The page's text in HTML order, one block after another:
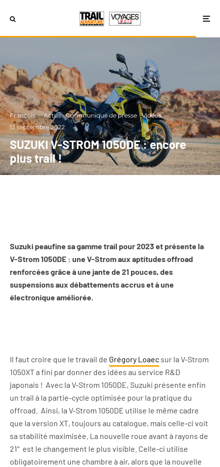
François · Actus Communiqué de presse Vidéos ·
13 septembre 2022
SUZUKI V-STROM 1050DE : encore
plus trail !
Suzuki peaufine sa gamme trail pour 2023 et présente la
V-Strom 1050DE : une V-Strom aux aptitudes offroad
renforcées grâce à une jante de 21 pouces, des
suspensions aux débattements accrus et à une
électronique améliorée.
Il faut croire que le travail de Grégory Loaec sur la V-Strom
1050XT a fini par donner des idées au service R&D
japonais ! Avec la V-Strom 1050DE, Suzuki présente enfin
un trail à la partie-cycle optimisée pour la pratique du
offroad. Ainsi, la V-Strom 1050DE utilise le même cadre
que la version XT, toujours au catalogue, mais celle-ci voit
sa stabilité maximisée. La nouvelle roue avant à rayons de
21″ est le changement le plus visible. Celle-ci utilise
obligatoirement une chambre à air, alors que la nouvelle